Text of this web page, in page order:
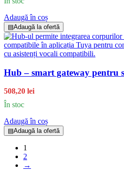
Adaugă în coș
▤Adaugă la ofertă
Hub – smart gateway pentru
508,20 lei
În stoc
Adaugă în coș
▤Adaugă la ofertă
1
2
→